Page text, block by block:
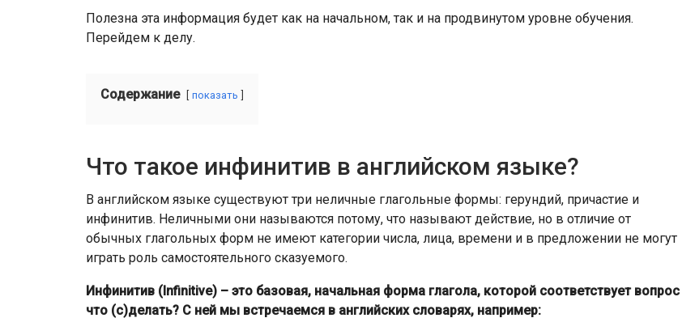
Полезна эта информация будет как на начальном, так и на продвинутом уровне обучения.
Перейдем к делу.
Содержание показать
Что такое инфинитив в английском языке?
В английском языке существуют три неличные глагольные формы: герундий, причастие и
инфинитив. Неличными они называются потому, что называют действие, но в отличие от
обычных глагольных форм не имеют категории числа, лица, времени и в предложении не могут
играть роль самостоятельного сказуемого.
Инфинитив (Infinitive) – это базовая, начальная форма глагола, которой соответствует вопрос
что (с)делать? С ней мы встречаемся в английских словарях, например: